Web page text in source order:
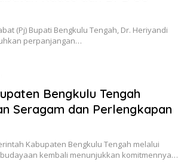
(Pj) Bupati Bengkulu Tengah, Dr. Heriyandi
perpanjangan…
Bengkulu Tengah
Seragam dan Perlengkapan
Kabupaten Bengkulu Tengah melalui
kembali menunjukkan komitmennya…